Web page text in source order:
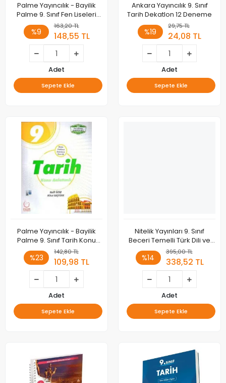
Palme Yayıncılık - Bayilik
Palme 9. Sınıf Fen Liseleri
Biyoloji Konu Anlatımlı
%9
163,20 TL
148,55 TL
Adet
Sepete Ekle
Ankara Yayıncılık 9. Sınıf
Tarih Dekatlon 12 Deneme
%19
29,75 TL
24,08 TL
Adet
Sepete Ekle
Palme Yayıncılık - Bayilik
Palme 9. Sınıf Tarih Konu
Anlatımlı
%23
142,80 TL
109,98 TL
Adet
Sepete Ekle
Nitelik Yayınları 9. Sınıf
Beceri Temelli Türk Dili ve
Edebiyatı Soru Kitabı
%14
395,00 TL
338,52 TL
Adet
Sepete Ekle